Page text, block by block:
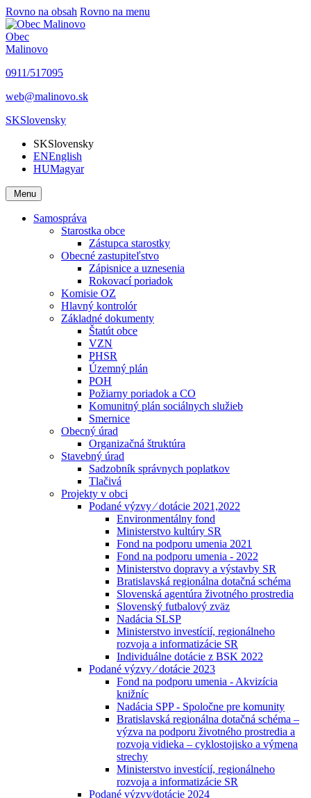
Rovno na obsah Rovno na menu
Obec
Malinovo
0911/517095
web@malinovo.sk
SKSlovensky
SKSlovensky
ENEnglish
HUMagyar
Menu
Samospráva
Starostka obce
Zástupca starostky
Obecné zastupiteľstvo
Zápisnice a uznesenia
Rokovací poriadok
Komisie OZ
Hlavný kontrolór
Základné dokumenty
Štatút obce
VZN
PHSR
Územný plán
POH
Požiarny poriadok a CO
Komunitný plán sociálnych služieb
Smernice
Obecný úrad
Organizačná štruktúra
Stavebný úrad
Sadzobník správnych poplatkov
Tlačivá
Projekty v obci
Podané výzvy ⁄ dotácie 2021,2022
Environmentálny fond
Ministerstvo kultúry SR
Fond na podporu umenia 2021
Fond na podporu umenia - 2022
Ministerstvo dopravy a výstavby SR
Bratislavská regionálna dotačná schéma
Slovenská agentúra životného prostredia
Slovenský futbalový zväz
Nadácia SLSP
Ministerstvo investícií, regionálneho
rozvoja a informatizácie SR
Individuálne dotácie z BSK 2022
Podané výzvy ⁄ dotácie 2023
Fond na podporu umenia - Akvizícia
knižníc
Nadácia SPP - Spoločne pre komunity
Bratislavská regionálna dotačná schéma –
výzva na podporu životného prostredia a
rozvoja vidieka – cyklostojisko a výmena
strechy
Ministerstvo investícií, regionálneho
rozvoja a informatizácie SR
Podané výzvy⁄dotácie 2024